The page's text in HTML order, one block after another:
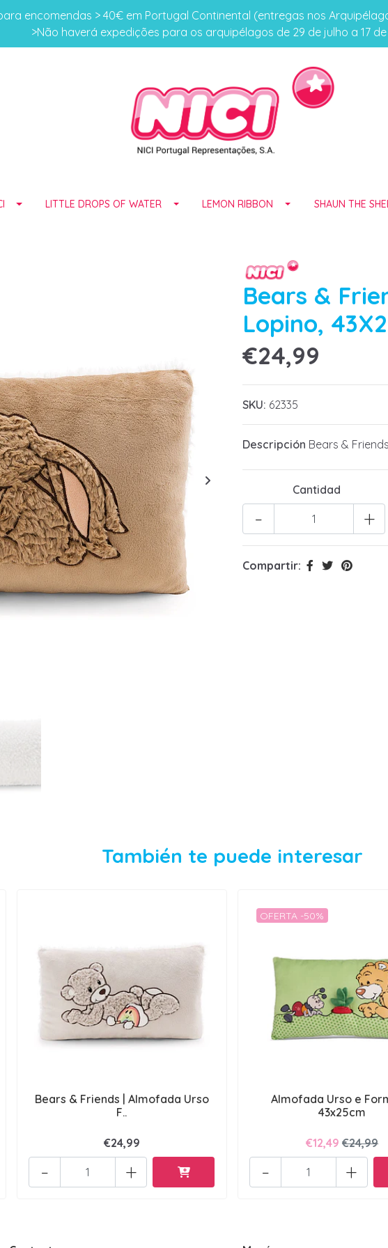
encomendas > 40€ em Portugal Continental (entregas nos
>Não haverá expedições para os arquipélagos de 29 de julho a 17
LITTLE DROPS OF WATER LEMON RIBBON SHAUN THE
Bears &
Lopino,
€24,99
SKU: 62335
Descripción Bears &
Cantidad
+
-
Compartir:
También te puede interesar
Bears & Friends | Almofada Urso
F..
€24,99
+
-
OFERTA -50%
Almofada Urso e
43x25cm
€12,49 €24,99
+
-